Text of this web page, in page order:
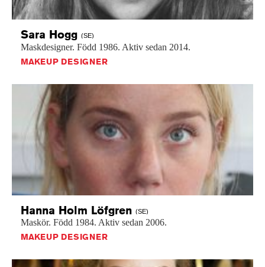
Sara Hogg (SE)
Maskdesigner. Född 1986. Aktiv sedan 2014.
MAKEUP DESIGNER
Hanna Holm Löfgren (SE)
Maskör. Född 1984. Aktiv sedan 2006.
MAKEUP DESIGNER